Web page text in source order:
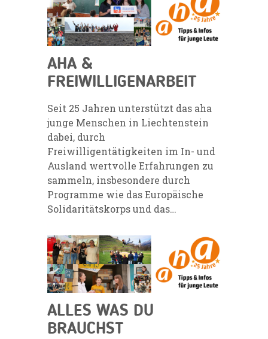
AHA &
FREIWILLIGENARBEIT
Seit 25 Jahren unterstützt das aha
junge Menschen in Liechtenstein
dabei, durch
Freiwilligentätigkeiten im In- und
Ausland wertvolle Erfahrungen zu
sammeln, insbesondere durch
Programme wie das Europäische
Solidaritätskorps und das…
ALLES WAS DU
BRAUCHST